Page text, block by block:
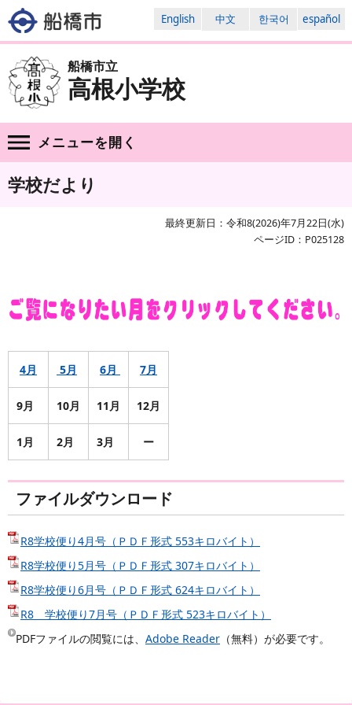
English 中文 한국어 español
船橋市立
高根小学校
メニューを開く
学校だより
最終更新日：令和8(2026)年7月22日(水)
ページID：P025128
4月 5月 6月 7月
9月 10月 11 月 12月
1 月 2月 3月 ー
ファイルダウンロード
R8学校便り4月号（ＰＤＦ形式 553キロバイト）
R8学校便り5月号（ＰＤＦ形式 307キロバイト）
R8学校便り6月号（ＰＤＦ形式 624キロバイト）
R8 学校便り7月号（ＰＤＦ形式 523キロバイト）
PDFファイルの閲覧には、 Adobe Reader （無料）が必要です。